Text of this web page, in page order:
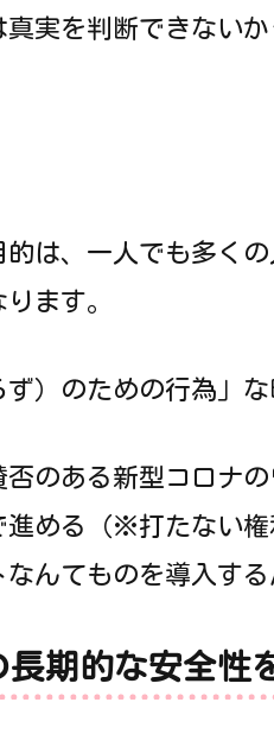
実を判断できない
は、一人でも多く
ます。
ず）のための行為」
のある新型コロナ
進める（※打たない
んてものを導入する
期的な安全性